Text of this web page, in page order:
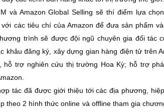
và Amazon Global Selling sẽ thí điểm lựa
các tiêu chí của Amazon để đưa sản phẩm
trình sẽ được đội ngũ chuyên gia đối tác
khâu đăng ký, xây dựng gian hàng điện tử trên
hỗ trợ nghiên cứu thị trường Hoa Kỳ; hỗ trợ
tác đã được giới thiệu tới các địa phương,
theo 2 hình thức online và offline tham gia